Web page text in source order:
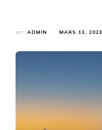
par ADMIN MARS 13, 2023